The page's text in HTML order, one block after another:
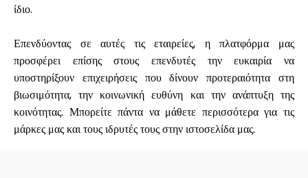
ίδιο.
Επενδύοντας σε αυτές τις εταιρείες, η πλατφόρμα μας
προσφέρει επίσης στους επενδυτές την ευκαιρία να
υποστηρίξουν επιχειρήσεις που δίνουν προτεραιότητα στη
βιωσιμότητα, την κοινωνική ευθύνη και την ανάπτυξη της
κοινότητας. Μπορείτε πάντα να μάθετε περισσότερα για τις
μάρκες μας και τους ιδρυτές τους στηνιστοσελίδα μας.